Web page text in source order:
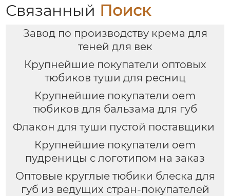
Связанный Поиск
Завод по производству крема для
теней для век
Крупнейшие покупатели оптовых
тюбиков туши для ресниц
Крупнейшие покупатели oem
тюбиков для бальзама для губ
Флакон для туши пустой поставщики
Крупнейшие покупатели oem
пудреницы с логотипом на заказ
Оптовые круглые тюбики блеска для
губ из ведущих стран-покупателей